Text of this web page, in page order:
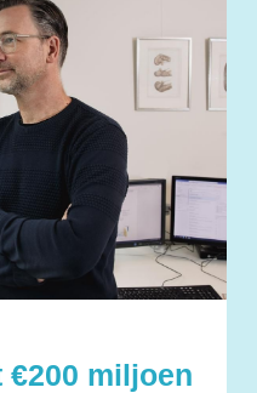
miljoen